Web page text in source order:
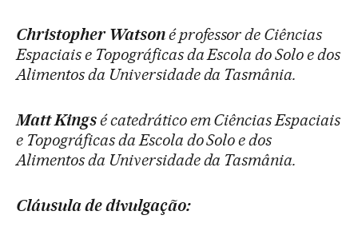
Christopher Watsoné professor de Ciências
Espaciais e Topográficas da Escola do Solo e dos
Alimentos da Universidade da Tasmânia.
Matt Kingsé catedrático em Ciências Espaciais
e Topográficas da Escola do Solo e dos
Alimentos da Universidade da Tasmânia.
Cláusula de divulgação: